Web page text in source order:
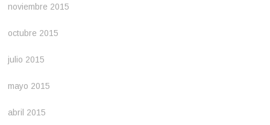
noviembre 2015
octubre 2015
julio 2015
mayo 2015
abril 2015